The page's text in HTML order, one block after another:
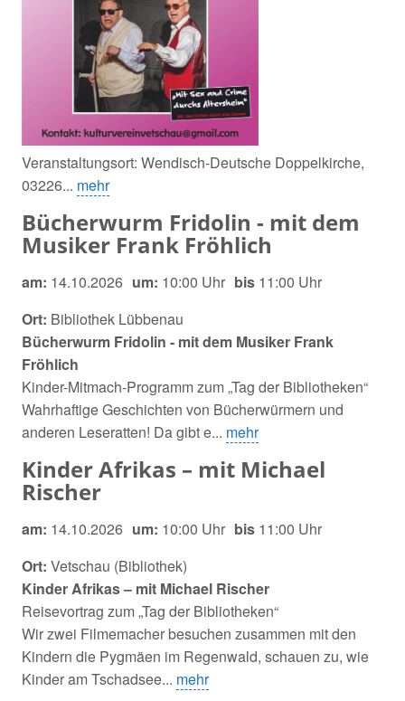
Veranstaltungsort: Wendisch-Deutsche Doppelkirche,
03226... mehr
Bücherwurm Fridolin - mit dem
Musiker Frank Fröhlich
am: 14.10.2026 um: 10:00 Uhr bis 11:00 Uhr
Ort: Bibliothek Lübbenau
Bücherwurm Fridolin - mit dem Musiker Frank
Fröhlich
Kinder-Mitmach-Programm zum „Tag der Bibliotheken“
Wahrhaftige Geschichten von Bücherwürmern und
anderen Leseratten! Da gibt e... mehr
Kinder Afrikas – mit Michael
Rischer
am: 14.10.2026 um: 10:00 Uhr bis 11:00 Uhr
Ort: Vetschau (Bibliothek)
Kinder Afrikas – mit Michael Rischer
Reisevortrag zum „Tag der Bibliotheken“
Wir zwei Filmemacher besuchen zusammen mit den
Kindern die Pygmäen im Regenwald, schauen zu, wie
Kinder am Tschadsee... mehr